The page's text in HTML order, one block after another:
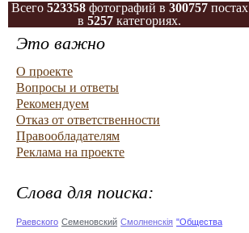
Всего 523358фотографий в 300757постах
в 5257 категориях.
Это важно
О проекте
Вопросы и ответы
Рекомендуем
Отказ от ответственности
Правообладателям
Реклама на проекте
Слова для поиска:
Раевского Семеновский Смолненскія "Общества